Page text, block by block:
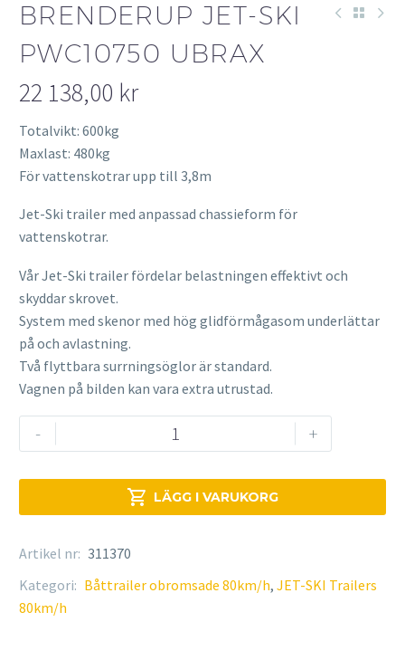
BRENDERUP JET-SKI
PWC10750 UBRAX
22 138,00 kr
Totalvikt: 600kg
Maxlast: 480kg
För vattenskotrar upp till 3,8m
Jet-Ski trailer med anpassad chassieform för
vattenskotrar.
Vår Jet-Ski trailer fördelar belastningen effektivt och
skyddar skrovet.
System med skenor med hög glidförmågasom underlättar
på och avlastning.
Två flyttbara surrningsöglor är standard.
Vagnen på bilden kan vara extra utrustad.
-
Brenderup
JET-
UBRAX
+
 LÄGG I VARUKORG
Artikel nr: 311370
Kategori: Båttrailer obromsade 80km/h, JET-SKI Trailers
80km/h